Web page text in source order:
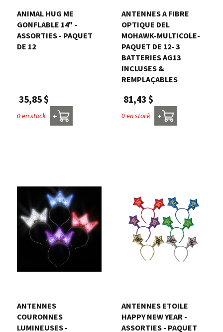
ANIMAL HUG ME
GONFLABLE 14" -
ASSORTIES - PAQUET
DE 12
35,85 $
0 en stock +
ANTENNES A FIBRE
OPTIQUE DEL
MOHAWK-MULTICOLE-
PAQUET DE 12- 3
BATTERIES AG13
INCLUSES &
REMPLAÇABLES
81,43 $
0 en stock +
ANTENNES
COURONNES
LUMINEUSES -
ANTENNES ETOILE
HAPPY NEW YEAR -
ASSORTIES - PAQUET